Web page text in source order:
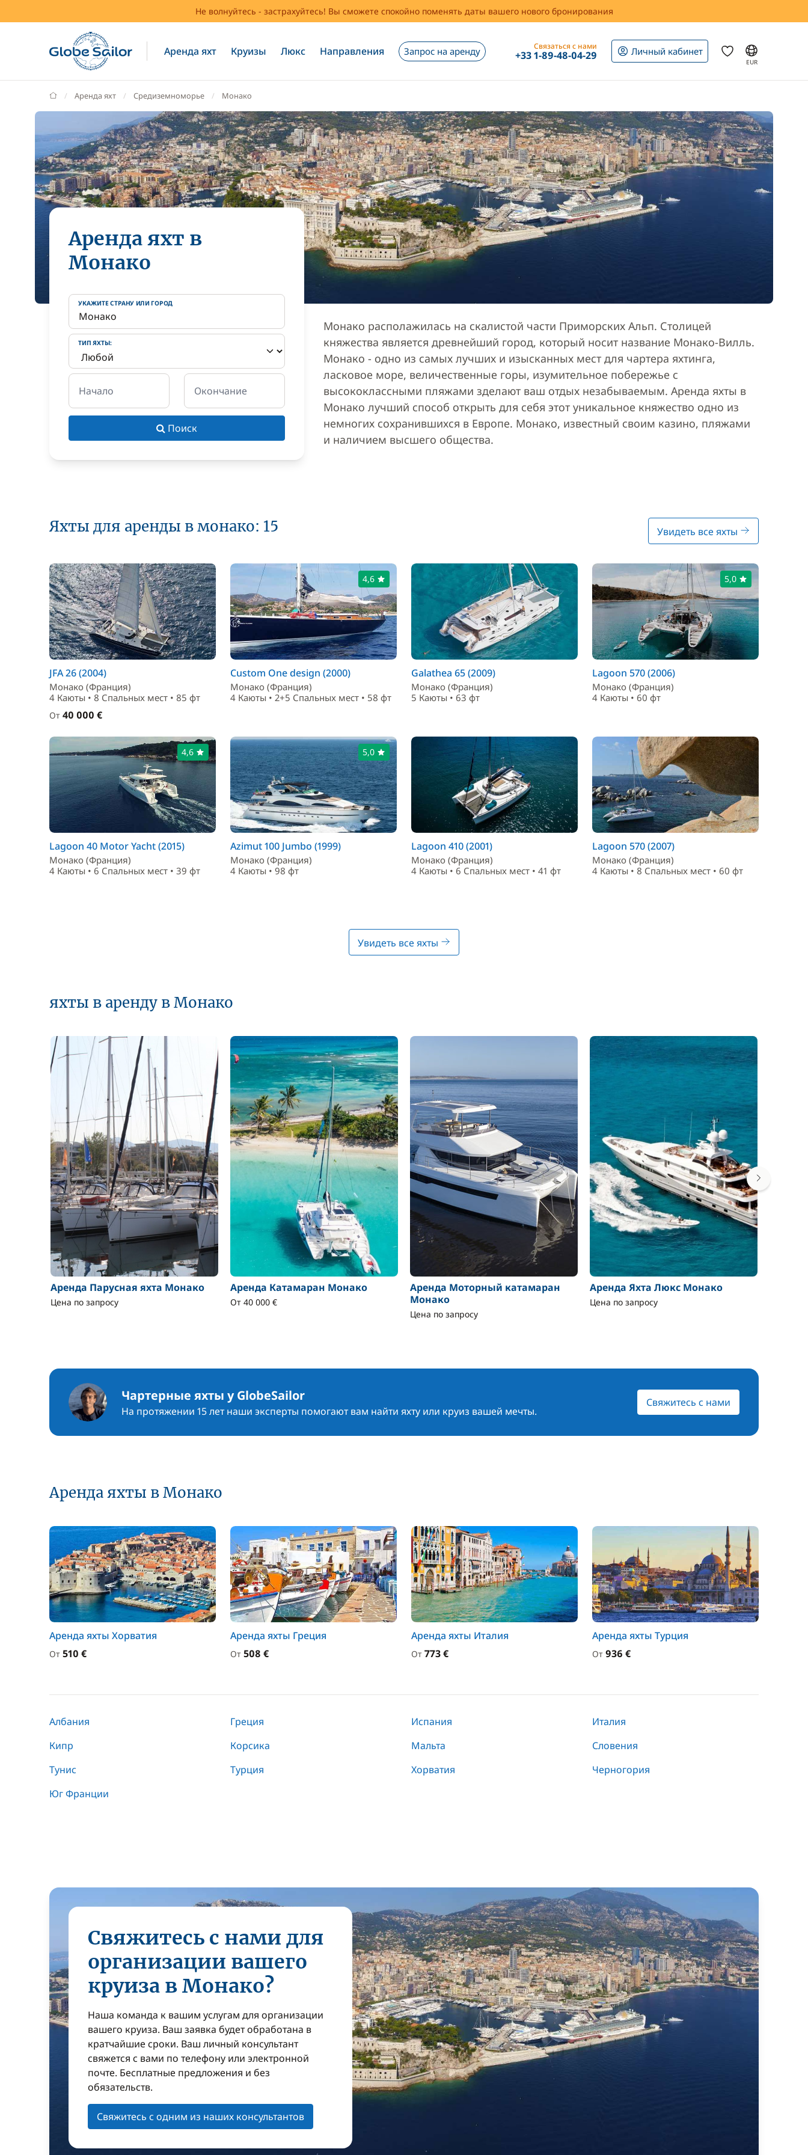
Не волнуйтесь - застрахуйтесь! Вы сможете спокойно поменять даты вашего нового бронирования
Аренда яхт Круизы Люкс Направления Запрос на аренду Связаться с нами
+33 1-89-48-04-29 Личный кабинет
EUR
GlobeSailor
Аренда яхт Средиземноморье Монако
Аренда яхт в
Монако
УКАЖИТЕ СТРАНУ ИЛИ ГОРОД
ТИП ЯХТЫ:
Начало Окончание
Поиск
Монако располажилась на скалистой части Приморских Альп. Столицей
княжества является древнейший город, который носит название Монако-Вилль.
Монако - одно из самых лучших и изысканных мест для чартера яхтинга,
ласковое море, величественные горы, изумительное побережье с
высококлассными пляжами зделают ваш отдых незабываемым. Аренда яхты в
Монако лучший способ открыть для себя этот уникальное княжество одно из
немногих сохранившихся в Европе. Монако, известный своим казино, пляжами
и наличием высшего общества.
Яхты для аренды в монако: 15 Увидеть все яхты
JFA 26 (2004)
Монако (Франция)
4 Каюты • 8 Спальныx мест • 85 фт
От 40 000 €
4,6
Custom One design (2000)
Монако (Франция)
4 Каюты • 2+5 Спальныx мест • 58 фт
Galathea 65 (2009)
Монако (Франция)
5 Каюты • 63 фт
5,0
Lagoon 570 (2006)
Монако (Франция)
4 Каюты • 60 фт
4,6
Lagoon 40 Motor Yacht (2015)
Монако (Франция)
4 Каюты • 6 Спальныx мест • 39 фт
5,0
Azimut 100 Jumbo (1999)
Монако (Франция)
4 Каюты • 98 фт
Lagoon 410 (2001)
Монако (Франция)
4 Каюты • 6 Спальныx мест • 41 фт
Lagoon 570 (2007)
Монако (Франция)
4 Каюты • 8 Спальныx мест • 60 фт
Увидеть все яхты
яхты в аренду в Монако
Аренда Парусная яхта Монако
Цена по запросу
Аренда Катамаран Монако
От 40 000 €
Аренда Моторный катамаран
Монако
Цена по запросу
Аренда Яхта Люкс Монако
Цена по запросу
Чартерные яхты у GlobeSailor
На протяжении 15 лет наши эксперты помогают вам найти яхту или круиз вашей мечты.
Свяжитесь с нами
Аренда яхты в Монако
Аренда яхты Хорватия
От 510 €
Аренда яхты Греция
От 508 €
Аренда яхты Италия
От 773 €
Аренда яхты Турция
От 936 €
Албания Греция Испания
Италия
Кипр
Корсика Мальта
Словения
Тунис
Турция Хорватия
Черногория
Юг Франции
Свяжитесь с нами для
организации вашего
круиза в Монако?
Наша команда к вашим услугам для организации
вашего круиза. Ваш заявка будет обработана в
кратчайшие сроки. Ваш личный консультант
свяжется с вами по телефону или электронной
почте. Бесплатные предложения и без
обязательств.
Свяжитесь с одним из наших консультантов